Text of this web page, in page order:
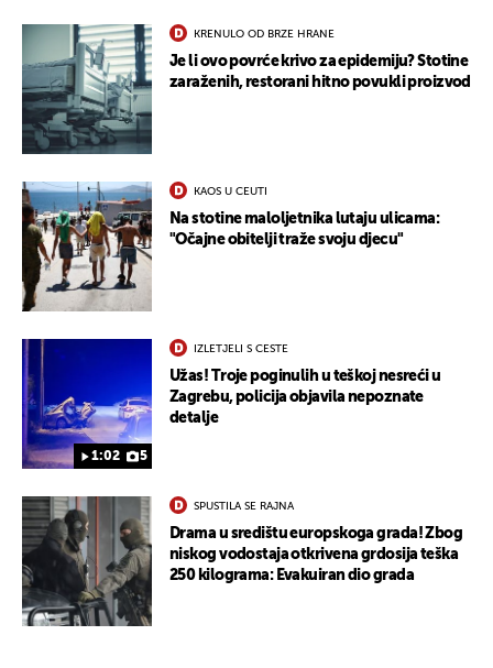
KRENULO OD BRZE HRANE
Je li ovo povrće krivo za epidemiju? Stotine
zaraženih, restorani hitno povukli proizvod
KAOS U CEUTI
Na stotine maloljetnika lutaju ulicama:
"Očajne obitelji traže svoju djecu"
1:02 5
IZLETJELI S CESTE
Užas! Troje poginulih u teškoj nesreći u
Zagrebu, policija objavila nepoznate
detalje
SPUSTILA SE RAJNA
Drama u središtu europskoga grada! Zbog
niskog vodostaja otkrivena grdosija teška
250 kilograma: Evakuiran dio grada